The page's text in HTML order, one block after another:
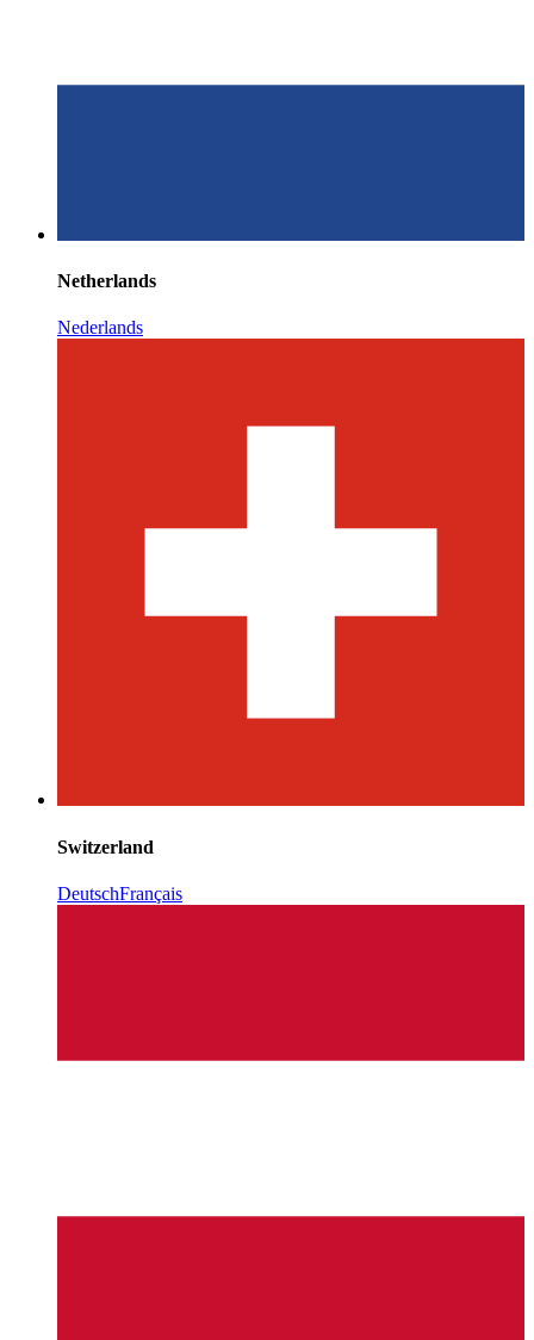
Netherlands
Nederlands
Switzerland
DeutschFrançais